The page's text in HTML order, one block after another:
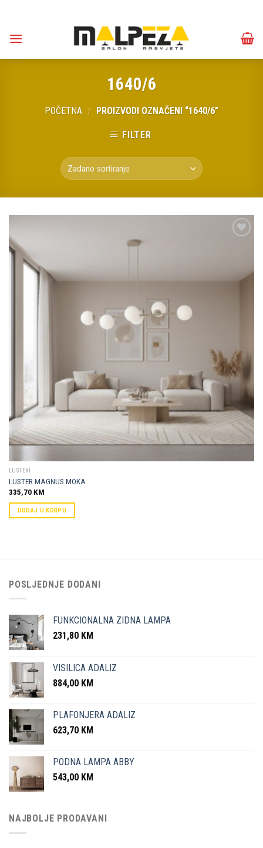
content
1640/6
POČETNA / PROIZVODI OZNAČENI “1640/6”
FILTER
omiljene
LUSTERI
LUSTER MAGNUS MOKA
335,70 KM
DODAJ U KORPU
POSLJEDNJE DODANI
FUNKCIONALNA ZIDNA LAMPA
231,80 KM
VISILICA ADALIZ
884,00 KM
PLAFONJERA ADALIZ
623,70 KM
PODNA LAMPA ABBY
543,00 KM
NAJBOLJE PRODAVANI